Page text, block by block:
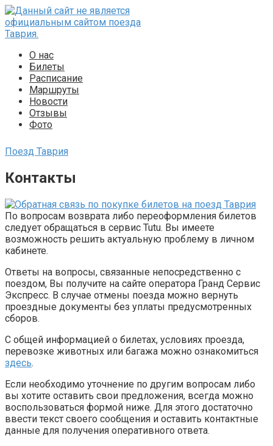
Перейти
к
контенту
О нас
Билеты
Расписание
Маршруты
Новости
Отзывы
Фото
Поезд Таврия
Контакты
По вопросам возврата либо переоформления билетов
следует обращаться в сервис Tutu. Вы имеете
возможность решить актуальную проблему в личном
кабинете.
Ответы на вопросы, связанные непосредственно с
поездом, Вы получите на сайте оператора Гранд Сервис
Экспресс. В случае отмены поезда можно вернуть
проездные документы без уплаты предусмотренных
сборов.
С общей информацией о билетах, условиях проезда,
перевозке животных или багажа можно ознакомиться
здесь.
Если необходимо уточнение по другим вопросам либо
вы хотите оставить свои предложения, всегда можно
воспользоваться формой ниже. Для этого достаточно
ввести текст своего сообщения и оставить контактные
данные для получения оперативного ответа.